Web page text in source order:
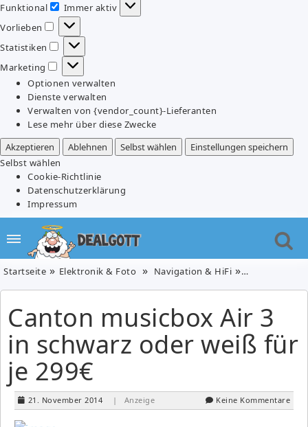
Funktional
Funktional
Immer aktiv
Vorlieben
Vorlieben
Statistiken
Statistiken
Marketing
Marketing
Optionen verwalten
Dienste verwalten
Verwalten von {vendor_count}-Lieferanten
Lese mehr über diese Zwecke
Akzeptieren
Ablehnen Selbst wählen
Einstellungen speichern
Selbst wählen
Cookie-Richtlinie
Datenschutzerklärung
Impressum
Startseite Elektronik & Foto Navigation & HiFi Canton
Canton musicbox Air 3
in schwarz oder weiß für
je 299€
21. November 2014 | Anzeige Keine Kommentare